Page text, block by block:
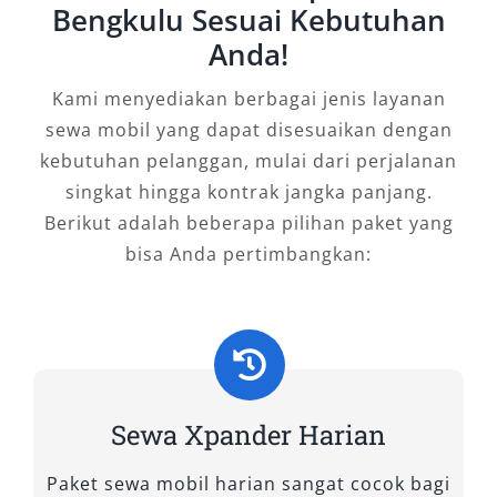
dari sistem lepas kunci bagi pelanggan yang
ingin mengemudi sendiri, hingga paket dengan
sopir bagi yang ingin menikmati perjalanan
tanpa repot. Tak hanya itu, layanan antar
jemput ke lokasi strategis seperti Bandara
Fatmawati Soekarno, hotel, atau stasiun juga
tersedia untuk kemudahan mobilitas
pelanggan. Opsi penyewaan harian 24 jam,
Mengapa Salsa Wisata Menjadi
Pilihan Terbaik untuk Rental
Xpander di Bengkulu?
Bengkulu Sesuai Kebutuhan
Anda!
Kami menyediakan berbagai jenis layanan
sewa mobil yang dapat disesuaikan dengan
kebutuhan pelanggan, mulai dari perjalanan
singkat hingga kontrak jangka panjang.
Berikut adalah beberapa pilihan paket yang
bisa Anda pertimbangkan:
Sewa Xpander Harian
Paket sewa mobil harian sangat cocok bagi